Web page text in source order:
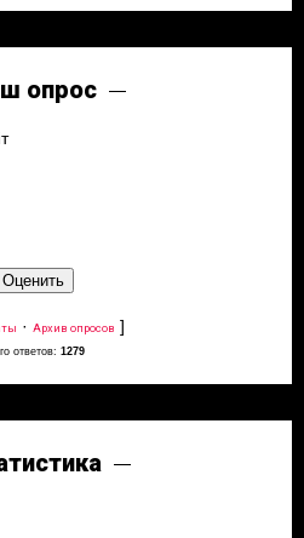
опрос
· Архив опросов ]
ответов: 1279